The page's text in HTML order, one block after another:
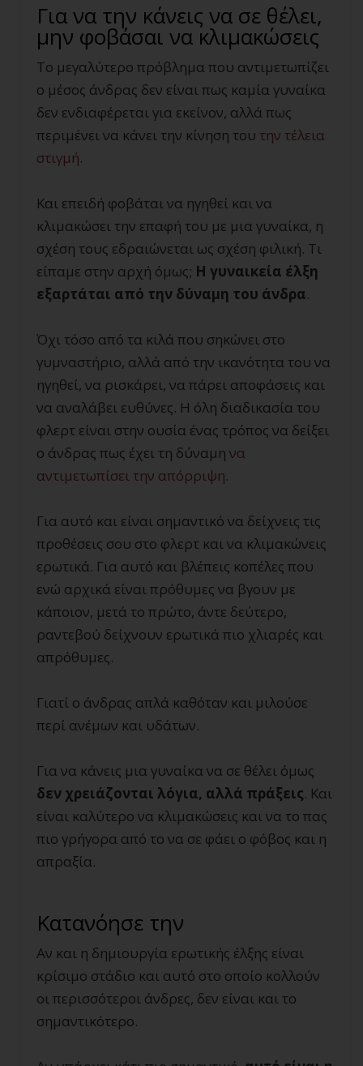
Για να την κάνεις να σε θέλει,
μην φοβάσαι να κλιμακώσεις
Το μεγαλύτερο πρόβλημα που αντιμετωπίζει
ο μέσος άνδρας δεν είναι πως καμία γυναίκα
δεν ενδιαφέρεται για εκείνον, αλλά πως
περιμένει να κάνει την κίνηση του την τέλεια
στιγμή.
Και επειδή φοβάται να ηγηθεί και να
κλιμακώσει την επαφή του με μια γυναίκα, η
σχέση τους εδραιώνεται ως σχέση φιλική. Τι
είπαμε στην αρχή όμως; Η γυναικεία έλξη
εξαρτάται από την δύναμη του άνδρα.
Όχι τόσο από τα κιλά που σηκώνει στο
γυμναστήριο, αλλά από την ικανότητα του να
ηγηθεί, να ρισκάρει, να πάρει αποφάσεις και
να αναλάβει ευθύνες. Η όλη διαδικασία του
φλερτ είναι στην ουσία ένας τρόπος να δείξει
ο άνδρας πως έχει τη δύναμη να
αντιμετωπίσει την απόρριψη.
Για αυτό και είναι σημαντικό να δείχνεις τις
προθέσεις σου στο φλερτ και να κλιμακώνεις
ερωτικά. Για αυτό και βλέπεις κοπέλες που
ενώ αρχικά είναι πρόθυμες να βγουν με
κάποιον, μετά το πρώτο, άντε δεύτερο,
ραντεβού δείχνουν ερωτικά πιο χλιαρές και
απρόθυμες.
Γιατί ο άνδρας απλά καθόταν και μιλούσε
περί ανέμων και υδάτων.
Για να κάνεις μια γυναίκα να σε θέλει όμως
δεν χρειάζονται λόγια, αλλά πράξεις. Και
είναι καλύτερο να κλιμακώσεις και να το πας
πιο γρήγορα από το να σε φάει ο φόβος και η
απραξία.
Κατανόησε την
Αν και η δημιουργία ερωτικής έλξης είναι
κρίσιμο στάδιο και αυτό στο οποίο κολλούν
οι περισσότεροι άνδρες, δεν είναι και το
σημαντικότερο.